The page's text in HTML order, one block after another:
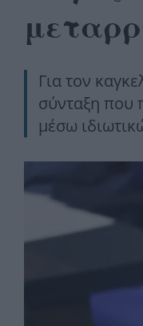
Για τον
σύνταξη που
μέσω